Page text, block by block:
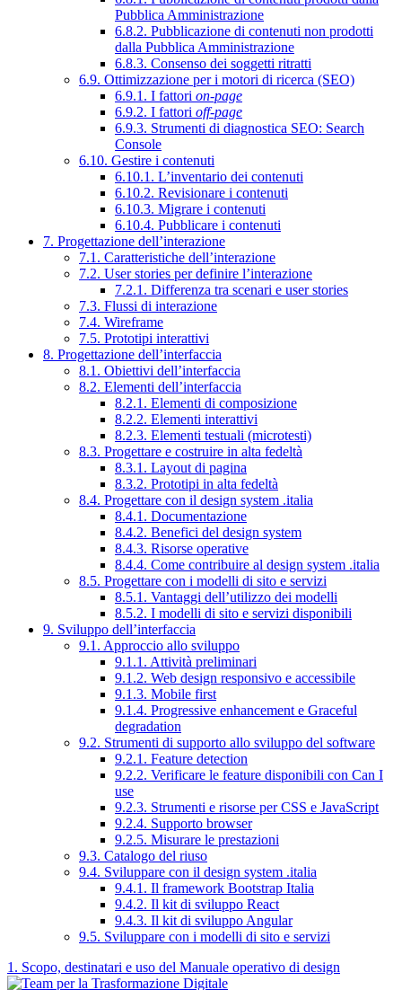
Pubblica Amministrazione
6.8.2. Pubblicazione di contenuti non prodotti
dalla Pubblica Amministrazione
6.8.3. Consenso dei soggetti ritratti
6.9. Ottimizzazione per i motori di ricerca (SEO)
6.9.1. I fattori on-page
6.9.2. I fattori off-page
6.9.3. Strumenti di diagnostica SEO: Search
Console
6.10. Gestire i contenuti
6.10.1. L’inventario dei contenuti
6.10.2. Revisionare i contenuti
6.10.3. Migrare i contenuti
6.10.4. Pubblicare i contenuti
7. Progettazione dell’interazione
7.1. Caratteristiche dell’interazione
7.2. User stories per definire l’interazione
7.2.1. Differenza tra scenari e user stories
7.3. Flussi di interazione
7.4. Wireframe
7.5. Prototipi interattivi
8. Progettazione dell’interfaccia
8.1. Obiettivi dell’interfaccia
8.2. Elementi dell’interfaccia
8.2.1. Elementi di composizione
8.2.2. Elementi interattivi
8.2.3. Elementi testuali (microtesti)
8.3. Progettare e costruire in alta fedeltà
8.3.1. Layout di pagina
8.3.2. Prototipi in alta fedeltà
8.4. Progettare con il design system .italia
8.4.1. Documentazione
8.4.2. Benefici del design system
8.4.3. Risorse operative
8.4.4. Come contribuire al design system .italia
8.5. Progettare con i modelli di sito e servizi
8.5.1. Vantaggi dell’utilizzo dei modelli
8.5.2. I modelli di sito e servizi disponibili
9. Sviluppo dell’interfaccia
9.1. Approccio allo sviluppo
9.1.1. Attività preliminari
9.1.2. Web design responsivo e accessibile
9.1.3. Mobile first
9.1.4. Progressive enhancement e Graceful
degradation
9.2. Strumenti di supporto allo sviluppo del software
9.2.1. Feature detection
9.2.2. Verificare le feature disponibili con Can I
use
9.2.3. Strumenti e risorse per CSS e JavaScript
9.2.4. Supporto browser
9.2.5. Misurare le prestazioni
9.3. Catalogo del riuso
9.4. Sviluppare con il design system .italia
9.4.1. Il framework Bootstrap Italia
9.4.2. Il kit di sviluppo React
9.4.3. Il kit di sviluppo Angular
9.5. Sviluppare con i modelli di sito e servizi
1. Scopo, destinatari e uso del Manuale operativo di design